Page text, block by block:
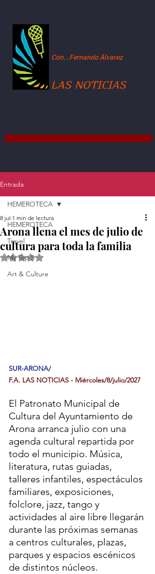
Con...Fernando Álvarez
LAS NOTICIAS
Entrada
HEMEROTECA
Travel
My Top 5
Art & Culture
HEMEROTECA
Arona llena el mes de julio de
cultura para toda la familia
8 jul 1 min de lectura
Obtuvo NaN de 5 estrellas.
SUR-ARONA/
F.A. LAS NOTICIAS - Miércoles/8/julio/2027
El Patronato Municipal de
Cultura del Ayuntamiento de
Arona arranca julio con una
agenda cultural repartida por
todo el municipio. Música,
literatura, rutas guiadas,
talleres infantiles, espectáculos
familiares, exposiciones,
folclore, jazz, tango y
actividades al aire libre llegarán
durante las próximas semanas
a centros culturales, plazas,
parques y espacios escénicos
de distintos núcleos.